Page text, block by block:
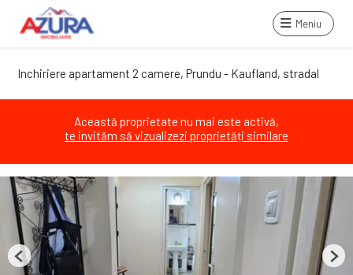
Meniu
Inchiriere apartament 2 camere, Prundu - Kaufland, stradal
Această proprietate nu mai este activă,
te invităm să vizualizezi proprietăți similare
Previous Next